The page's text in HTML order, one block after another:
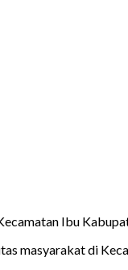
Ibu
masyarakat di